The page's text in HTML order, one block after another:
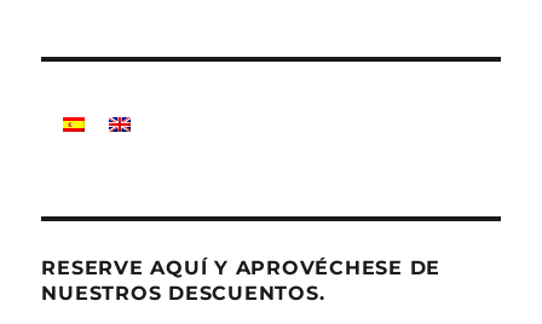
RESERVE AQUÍ Y APROVÉCHESE DE
NUESTROS DESCUENTOS.